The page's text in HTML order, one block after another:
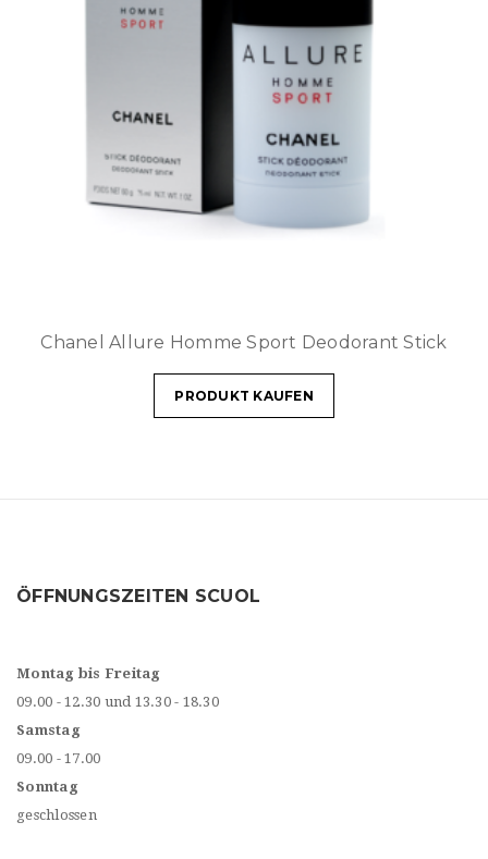
Chanel Allure Homme Sport Deodorant Stick
PRODUKT KAUFEN
ÖFFNUNGSZEITEN SCUOL
Montag bis Freitag
09.00 - 12.30 und 13.30 - 18.30
Samstag
09.00 - 17.00
Sonntag
geschlossen